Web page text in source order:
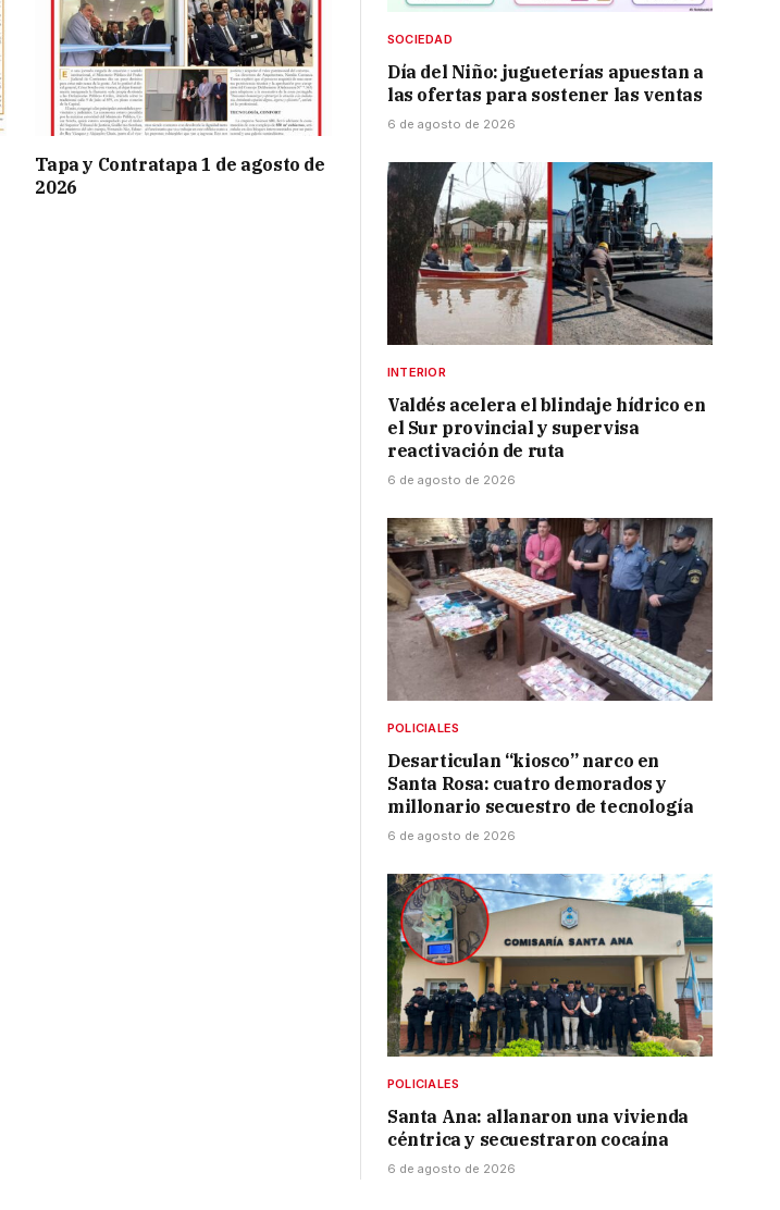
Tapa y Contratapa 1 de agosto de
2026
SOCIEDAD
Día del Niño: jugueterías apuestan a
las ofertas para sostener las ventas
6 de agosto de 2026
INTERIOR
Valdés acelera el blindaje hídrico en
el Sur provincial y supervisa
reactivación de ruta
6 de agosto de 2026
POLICIALES
Desarticulan “kiosco” narco en
Santa Rosa: cuatro demorados y
millonario secuestro de tecnología
6 de agosto de 2026
POLICIALES
Santa Ana: allanaron una vivienda
céntrica y secuestraron cocaína
6 de agosto de 2026